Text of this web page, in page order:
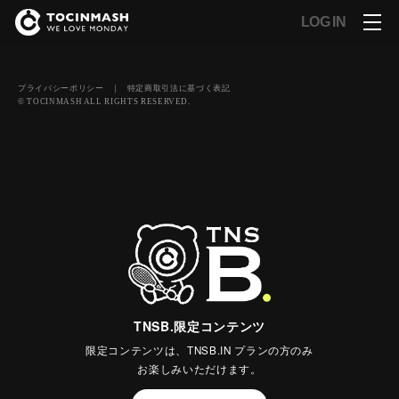
LOG IN
TNSB.限定コンテンツ
限定コンテンツは、TNSB.IN プランの方のみ
お楽しみいただけます。
プライバシーポリシー ｜ 特定商取引法に基づく表記
© TOCINMASH ALL RIGHTS RESERVED.